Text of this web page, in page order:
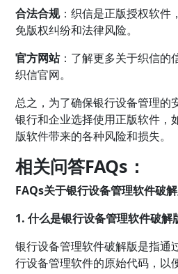
合法合规：织信是正版授权软件
免版权纠纷和法律风险。
官方网站：了解更多关于织信的
织信官网。
总之，为了确保银行设备管理的
银行和企业选择使用正版软件，
版软件带来的各种风险和损失。
相关问答FAQs：
FAQs关于银行设备管理软件破
1. 什么是银行设备管理软件破解
银行设备管理软件破解版是指通
行设备管理软件的原始代码，以